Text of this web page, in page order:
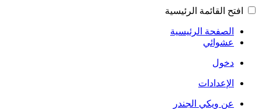
افتح القائمة الرئيسية
الصفحة الرئيسية
عشوائي
دخول
الإعدادات
عن ويكي الجندر